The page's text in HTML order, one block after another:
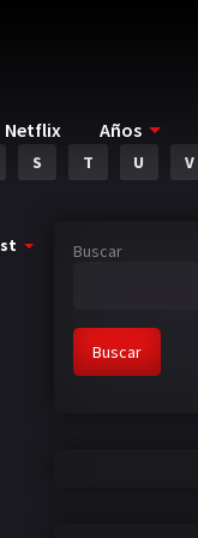
Netflix Años
S T U V
Buscar
Buscar